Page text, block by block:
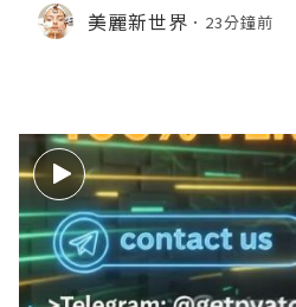
美麗新世界 23分鐘前